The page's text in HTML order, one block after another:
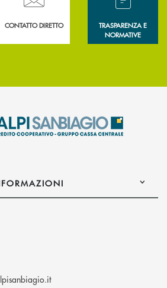
CONTATTO DIRETTO
TRASPARENZA E
NORMATIVE
(si apre l’app di posta